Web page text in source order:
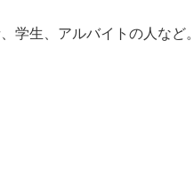
学生、アルバイトの人など。